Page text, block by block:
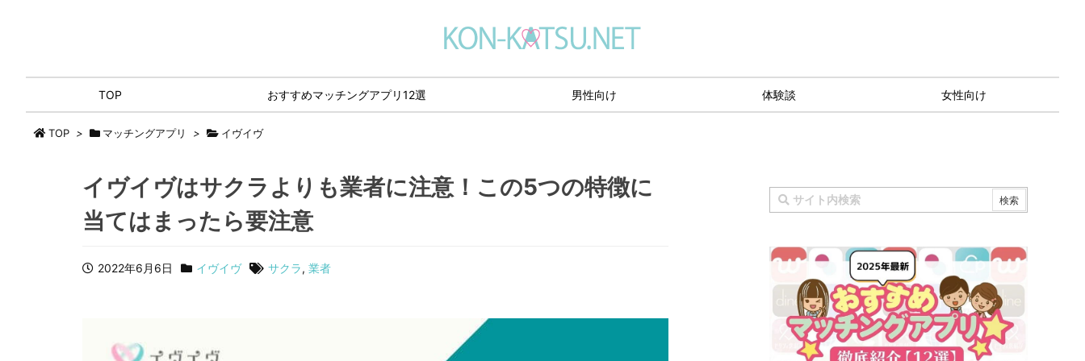
TOP おすすめマッチングアプリ12選 男性向け 体験談 女性向け
TOP > マッチングアプリ > イヴイヴ
イヴイヴはサクラよりも業者に注意！この5つの特徴に
当てはまったら要注意
2022年6月6日 イヴイヴ サクラ, 業者